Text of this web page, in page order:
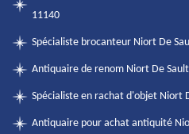
11140
Spécialiste brocanteur Niort De
Antiquaire de renom Niort De
Spécialiste en rachat d'objet Niort
Antiquaire pour achat antiquité